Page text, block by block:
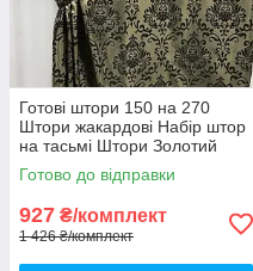
Готові штори 150 на 270
Штори жакардові Набір штор
на тасьмі Штори Золотий
Готово до відправки
927 ₴/комплект
1 426 ₴/комплект